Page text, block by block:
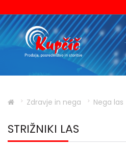
Zdravje in nega Nega las
STRIŽNIKI LAS